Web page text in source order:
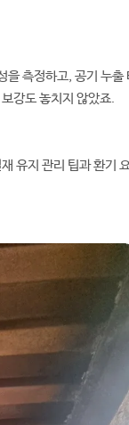
을 측정하고, 공기 누출
강도 놓치지 않았죠.
유지 관리 팁과 환기